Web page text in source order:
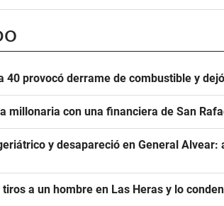
40 provocó derrame de combustible y
millonaria con una financiera de San
y desapareció en General Alvear:
a un hombre en Las Heras y lo